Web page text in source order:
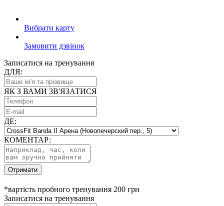
Вибрати карту
Замовити дзвінок
Записатися на тренування
ДЛЯ:
ЯК З ВАМИ ЗВ'ЯЗАТИСЯ
ДЕ:
КОМЕНТАР:
Отримати
*вартість пробного тренування 200 грн
Записатися на тренування